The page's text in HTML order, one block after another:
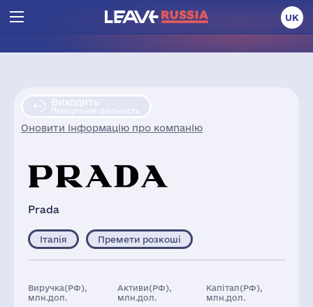
UK
Виходить
Призупиняє діяльність
Оновити інформацію про компанію
Prada
Італія Премети розкоші
Виручка(РФ),
млн.дол.
Активи(РФ),
млн.дол.
Капітал(РФ),
млн.дол.